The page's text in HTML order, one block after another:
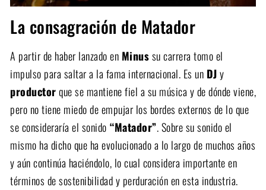
La consagración de Matador
A partir de haber lanzado en Minussu carrera tomo el
impulso para saltar a la fama internacional. Es un DJy
productorque se mantiene fiel a su música y de dónde viene,
pero no tiene miedo de empujar los bordes externos de lo que
se consideraría el sonido “Matador”. Sobre su sonido el
mismo ha dicho que ha evolucionado a lo largo de muchos años
y aún continúa haciéndolo, lo cual considera importante en
términos de sostenibilidad y perduración en esta industria.